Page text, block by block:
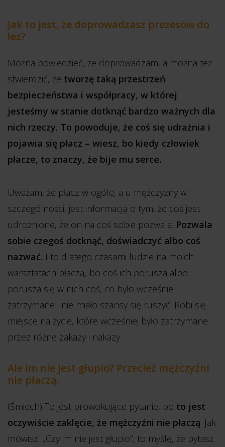
Jak to jest, że doprowadzasz prezesów do
łez?
Można powiedzieć, że doprowadzam, a można też
stwierdzić, że tworzę taką przestrzeń
bezpieczeństwa i współpracy, w której
jesteśmy w stanie dotknąć bardzo ważnych dla
nich rzeczy. To powoduje, że coś się udrażnia i
pojawia się płacz – wiesz, bo kiedy człowiek
płacze, to znaczy, że bije mu serce.
Uważam, że płacz w ogóle, a u mężczyzny w
szczególności, jest informacją o tym, że coś jest
udrożnione, że on na coś sobie pozwala. Pozwala
sobie czegoś dotknąć, doświadczyć albo coś
nazwać. I to dlatego czasami ludzie na moich
warsztatach płaczą, bo coś ich porusza albo
porusza się w nich coś, co było wcześniej
zatrzymane i nie miało szansy się ruszyć. Robi się
miejsce na życie, które wcześniej było zatrzymane
przez różne zakazy i nakazy.
Ale im nie jest głupio? Przecież mężczyźni
nie płaczą.
(Śmiech) To jest prowokujące pytanie, bo to jest
oczywiście zaklęcie, że mężczyźni nie płaczą. Jak
mówisz: „Czy im nie jest głupio”, to myślę, że pytasz